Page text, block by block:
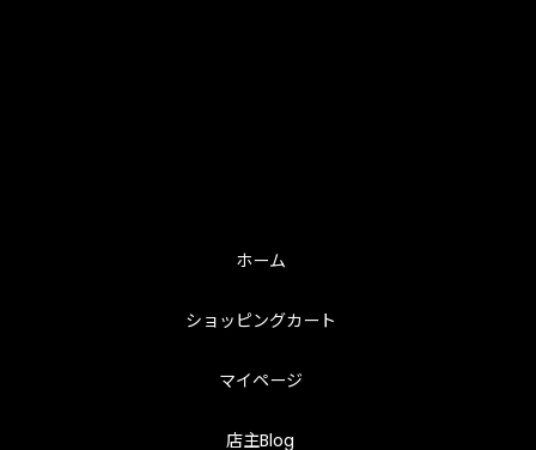
ホーム
ショッピングカート
マイページ
店主Blog